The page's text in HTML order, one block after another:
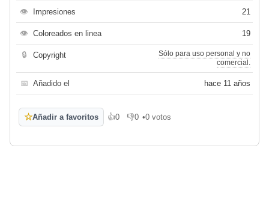
👁 Impresiones 21
👁 Coloreados en linea 19
🔒 Copyright
Sólo para uso personal y no
comercial.
📅 Añadido el hace 11 años
☆Añadir a favoritos 👍0
Me gusta
👎0
No me gusta
•0 votos